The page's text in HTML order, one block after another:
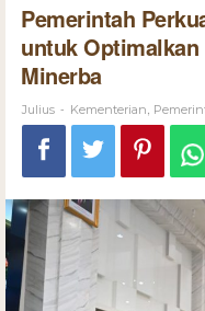
Pemerintah
untuk
Minerba
Julius - Kementerian